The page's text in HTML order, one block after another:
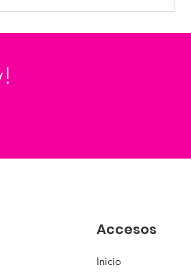
Accesos
Inicio